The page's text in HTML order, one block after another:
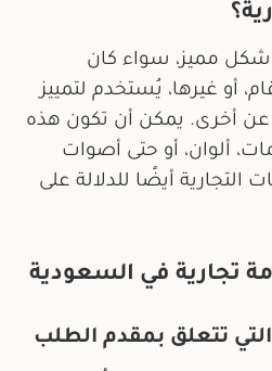
شكل مميز، سواء كان
أو غيرها، يُستخدم لتمييز
أخرى. يمكن أن تكون هذه
ألوان، أو حتى أصوات
التجارية أيضًا للدلالة على
تجارية في السعودية
تتعلق بمقدم الطلب